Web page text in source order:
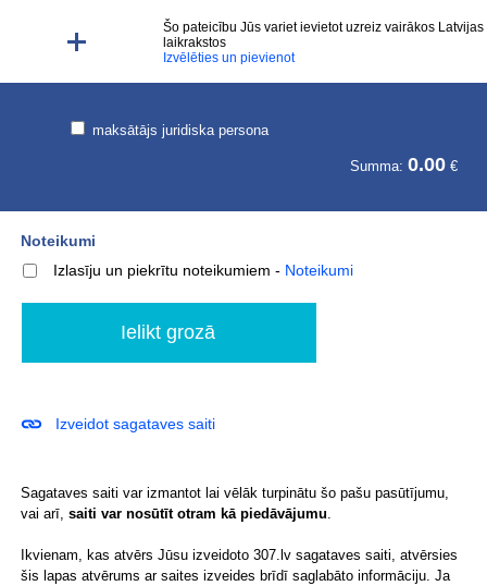
Šo pateicību Jūs variet ievietot uzreiz vairākos Latvijas
laikrakstos
Izvēlēties un pievienot
maksātājs juridiska persona
Summa: 0.00€
Noteikumi
Izlasīju un piekrītu noteikumiem - Noteikumi
Izveidot sagataves saiti
Sagataves saiti var izmantot lai vēlāk turpinātu šo pašu pasūtījumu,
vai arī, saiti var nosūtīt otram kā piedāvājumu
Ikvienam, kas atvērs Jūsu izveidoto 307.lv sagataves saiti, atvērsies
šis lapas atvērums ar saites izveides brīdī saglabāto informāciju. Ja